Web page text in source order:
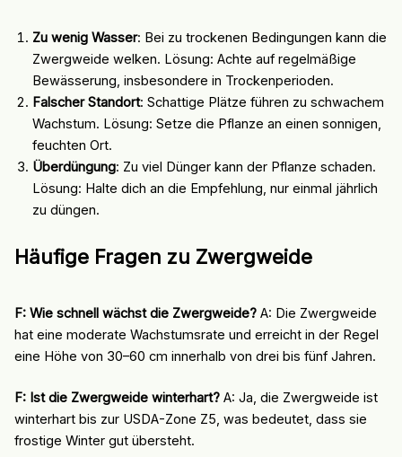
Zu wenig Wasser: Bei zu trockenen Bedingungen kann die
Zwergweide welken. Lösung: Achte auf regelmäßige
Bewässerung, insbesondere in Trockenperioden.
Falscher Standort: Schattige Plätze führen zu schwachem
Wachstum. Lösung: Setze die Pflanze an einen sonnigen,
feuchten Ort.
Überdüngung: Zu viel Dünger kann der Pflanze schaden.
Lösung: Halte dich an die Empfehlung, nur einmal jährlich
zu düngen.
Häufige Fragen zu Zwergweide
F: Wie schnell wächst die Zwergweide?A: Die Zwergweide
hat eine moderate Wachstumsrate und erreicht in der Regel
eine Höhe von 30–60 cm innerhalb von drei bis fünf Jahren.
F: Ist die Zwergweide winterhart?A: Ja, die Zwergweide ist
winterhart bis zur USDA-Zone Z5, was bedeutet, dass sie
frostige Winter gut übersteht.